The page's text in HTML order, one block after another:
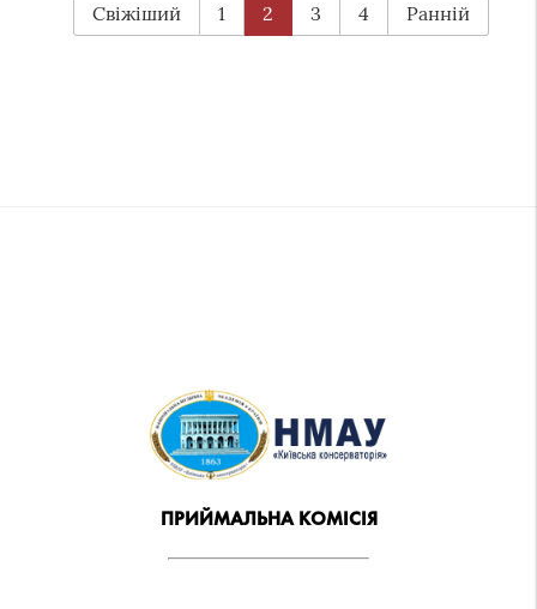
Свіжіший 1 2 3 4 Ранній
ПРИЙМАЛЬНА КОМІСІЯ